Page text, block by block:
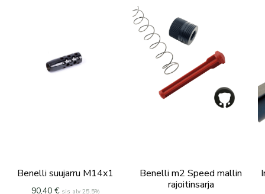
Benelli suujarru M14x1
90,40 € sis alv 25.5%
Benelli m2 Speed mallin
rajoitinsarja